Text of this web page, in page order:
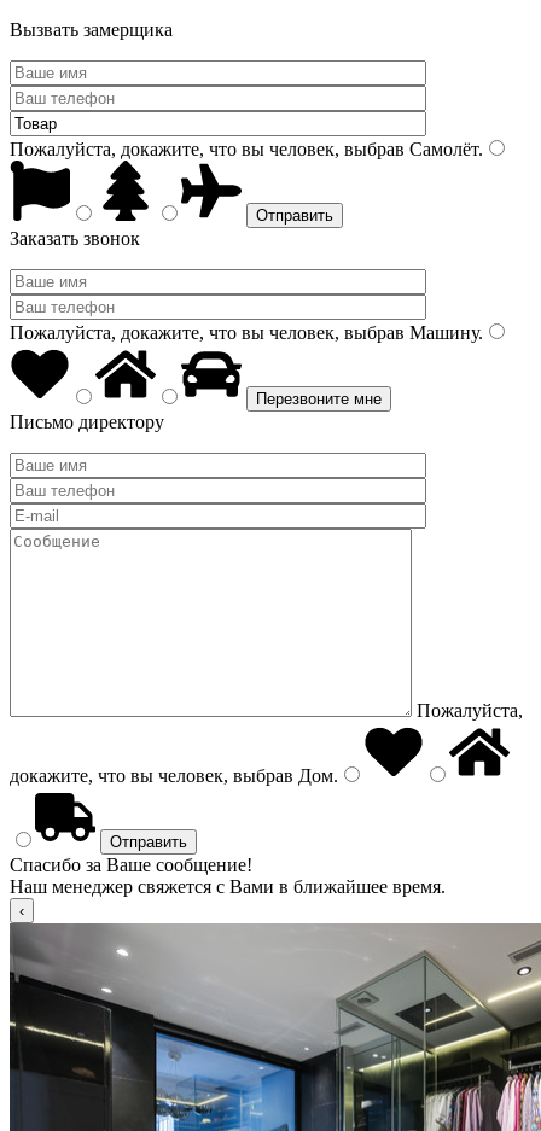
Вызвать замерщика
Пожалуйста, докажите, что вы человек, выбрав Самолёт.
Заказать звонок
Пожалуйста, докажите, что вы человек, выбрав Машину.
Письмо директору
Пожалуйста,
докажите, что вы человек, выбрав Дом.
Спасибо за Ваше сообщение!
Наш менеджер свяжется с Вами в ближайшее время.